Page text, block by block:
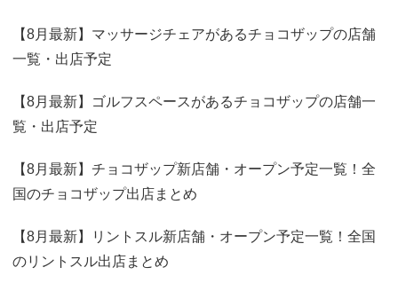
【8月最新】マッサージチェアがあるチョコザップの店舗
一覧・出店予定
【8月最新】ゴルフスペースがあるチョコザップの店舗一
覧・出店予定
【8月最新】チョコザップ新店舗・オープン予定一覧！全
国のチョコザップ出店まとめ
【8月最新】リントスル新店舗・オープン予定一覧！全国
のリントスル出店まとめ